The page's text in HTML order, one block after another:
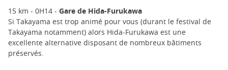
15 km - 0H14 - Gare de Hida-Furukawa
Si Takayama est trop animé pour vous (durant le festival de
Takayama notamment) alors Hida-Furukawa est une
excellente alternative disposant de nombreux bâtiments
préservés.